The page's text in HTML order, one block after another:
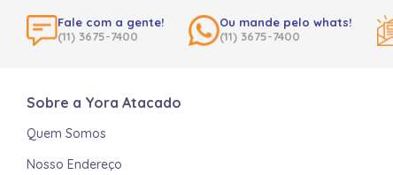
Fale com a gente!
(11) 3675-7400
Ou mande pelo whats!
(11) 3675-7400
Sobre a Yora Atacado
Quem Somos
Nosso Endereço